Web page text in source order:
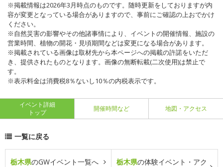
※掲載情報は2026年3月時点のものです。随時更新をしておりますが内
容が変更となっている場合がありますので、事前にご確認の上おでかけ
ください。
※自然災害の影響やその他諸事情により、イベントの開催情報、施設の
営業時間、植物の開花・見頃期間などは変更になる場合があります。
※掲載されている画像は取材先から本ページへの掲載の許諾をいただ
き、提供されたものとなります。画像の無断転載(二次使用)は禁止で
す。
※表示料金は消費税8％ないし10％の内税表示です。
イベント詳細
トップ
開催時間など 地図・アクセス
一覧に戻る
栃木県のGWイベント一覧へ 栃木県の体験イベント・アク